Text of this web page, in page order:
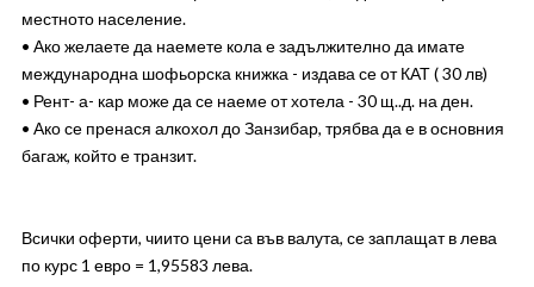
местното население.
• Ако желаете да наемете кола е задължително да имате
международна шофьорска книжка - издава се от КАТ ( 30 лв)
• Рент- а- кар може да се наеме от хотела - 30 щ..д. на ден.
• Ако се пренася алкохол до Занзибар, трябва да е в основния
багаж, който е транзит.
Всички оферти, чиито цени са във валута, се заплащат в лева
по курс 1 евро = 1,95583 лева.